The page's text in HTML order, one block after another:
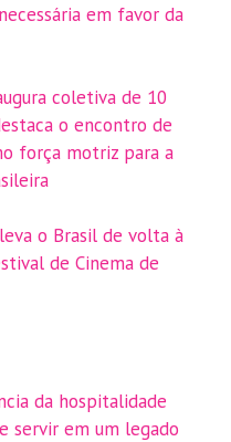
em favor da
coletiva de 10
o encontro de
força motriz para a
o Brasil de volta à
de Cinema de
da hospitalidade
servir em um legado